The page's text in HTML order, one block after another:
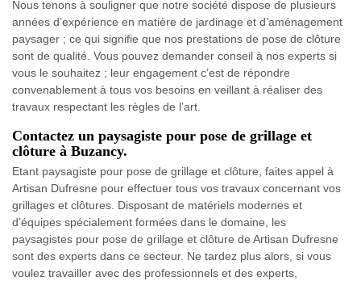
Nous tenons à souligner que notre société dispose de plusieurs
années d’expérience en matière de jardinage et d’aménagement
paysager ; ce qui signifie que nos prestations de pose de clôture
sont de qualité. Vous pouvez demander conseil à nos experts si
vous le souhaitez ; leur engagement c’est de répondre
convenablement à tous vos besoins en veillant à réaliser des
travaux respectant les règles de l’art.
Contactez un paysagiste pour pose de grillage et
clôture à Buzancy.
Etant paysagiste pour pose de grillage et clôture, faites appel à
Artisan Dufresne pour effectuer tous vos travaux concernant vos
grillages et clôtures. Disposant de matériels modernes et
d’équipes spécialement formées dans le domaine, les
paysagistes pour pose de grillage et clôture de Artisan Dufresne
sont des experts dans ce secteur. Ne tardez plus alors, si vous
voulez travailler avec des professionnels et des experts,